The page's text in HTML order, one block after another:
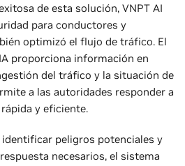
de esta solución, VNPT AI
para conductores y
optimizó el flujo de tráfico. El
proporciona información en
del tráfico y la situación de
a las autoridades responder a
y eficiente.
peligros potenciales y
necesarios, el sistema